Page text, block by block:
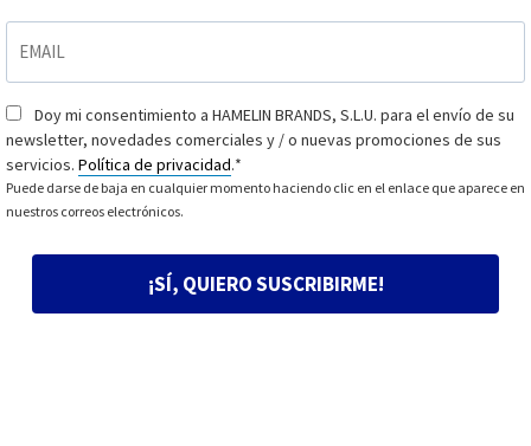
Consentimiento*
Doy mi consentimiento a HAMELIN BRANDS, S.L.U. para el envío de su
newsletter, novedades comerciales y / o nuevas promociones de sus
servicios. Política de privacidad.*
Puede darse de baja en cualquier momento haciendo clic en el enlace que aparece en
nuestros correos electrónicos.